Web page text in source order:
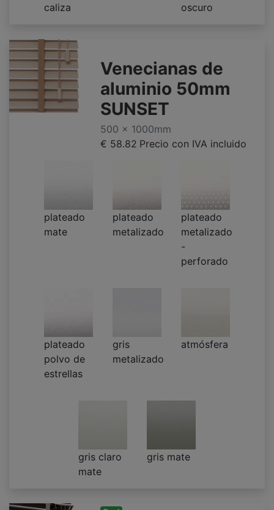
caliza
oscuro
Venecianas de
aluminio 50mm
SUNSET
500 x 1000mm
€ 58.82 Precio con IVA incluido
plateado
mate
plateado
metalizado
plateado
metalizado
-
perforado
plateado
polvo de
estrellas
gris
metalizado
atmósfera
gris claro
mate
gris mate